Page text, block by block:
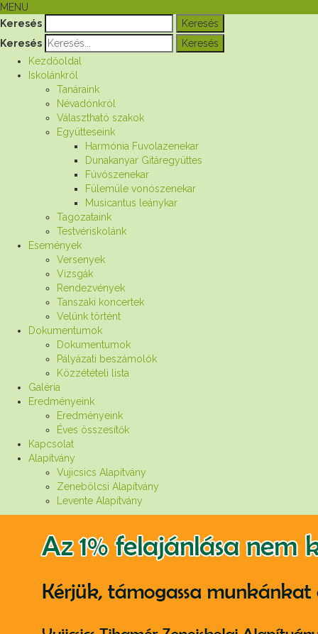
MENU
Keresés
Keresés
Kezdőoldal
Iskolánkról
Tanáraink
Névadónkról
Választható szakok
Együtteseink
Harmónia Fuvolazenekar
Dunakanyar Gitáregyüttes
Fúvószenekar
Fülemüle vonószenekar
Musicantus leánykar
Tagozataink
Testvériskolánk
Események
Versenyek
Vizsgák
Rendezvények
Tanszaki koncertek
Velünk történt
Dokumentumok
Dokumentumok
Pályázati beszámolók
Közzétételi lista
Galéria
Eredményeink
Eredményeink
Éves összesítők
Kapcsolat
Alapítvány
Vujicsics Alapítvány
Zenebölcsi Alapítvány
Levente Alapítvány